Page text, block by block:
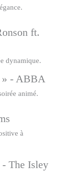
ft.
dynamique.
» - ABBA
animé.
à
The Isley